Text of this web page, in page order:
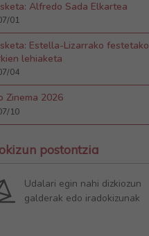
Alfredo Sada Elkartea
01
Estella-Lizarrako festetako
lehiaketa
04
Zinema 2026
10
postontzia
Udalari egin nahi dizkiozun
galderak edo iradokizunak